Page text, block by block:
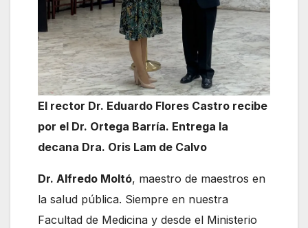
El rector Dr. Eduardo Flores Castro recibe
por el Dr. Ortega Barría. Entrega la
decana Dra. Oris Lam de Calvo
Dr. Alfredo Moltó, maestro de maestros en
la salud pública. Siempre en nuestra
Facultad de Medicina y desde el Ministerio